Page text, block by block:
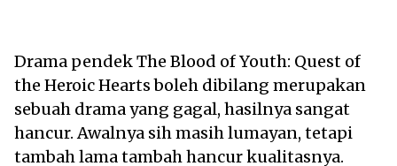
Drama pendek The Blood of Youth: Quest of
the Heroic Hearts boleh dibilang merupakan
sebuah drama yang gagal, hasilnya sangat
hancur. Awalnya sih masih lumayan, tetapi
tambah lama tambah hancur kualitasnya.